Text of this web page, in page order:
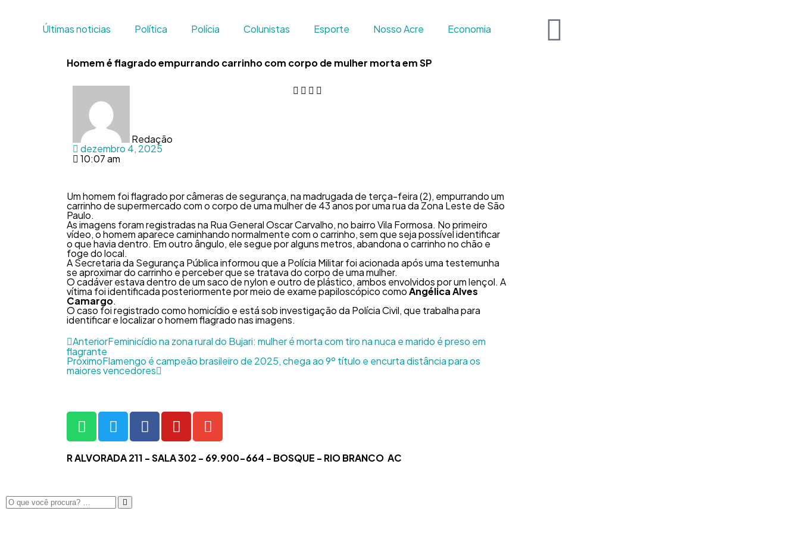
Últimas noticias Política Polícia Colunistas Esporte Nosso Acre Economia
Homem é flagrado empurrando carrinho com corpo de mulher morta em SP
Redação
dezembro 4, 2025
10:07 am
Um homem foi flagrado por câmeras de segurança, na madrugada de terça-feira (2), empurrando um
carrinho de supermercado com o corpo de uma mulher de 43 anos por uma rua da Zona Leste de São
Paulo.
As imagens foram registradas na Rua General Oscar Carvalho, no bairro Vila Formosa. No primeiro
vídeo, o homem aparece caminhando normalmente com o carrinho, sem que seja possível identificar
o que havia dentro. Em outro ângulo, ele segue por alguns metros, abandona o carrinho no chão e
foge do local.
A Secretaria da Segurança Pública informou que a Polícia Militar foi acionada após uma testemunha
se aproximar do carrinho e perceber que se tratava do corpo de uma mulher.
O cadáver estava dentro de um saco de nylon e outro de plástico, ambos envolvidos por um lençol. A
vítima foi identificada posteriormente por meio de exame papiloscópico comoAngélica Alves
Camargo.
O caso foi registrado como homicídio e está sob investigação da Polícia Civil, que trabalha para
identificar e localizar o homem flagrado nas imagens.
AnteriorFeminicídio na zona rural do Bujari: mulher é morta com tiro na nuca e marido é preso em
flagrante
PróximoFlamengo é campeão brasileiro de 2025, chega ao 9º título e encurta distância para os
maiores vencedores
R ALVORADA 211 - SALA 302 - 69.900-664 - BOSQUE - RIO BRANCO AC